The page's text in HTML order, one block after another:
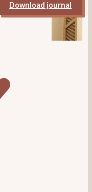
Download